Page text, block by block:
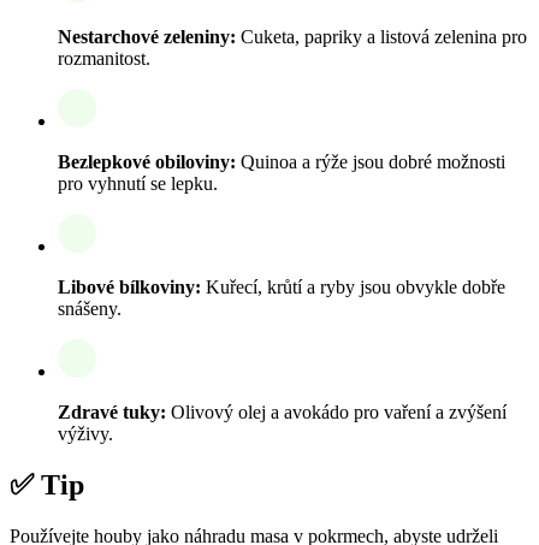
Nestarchové zeleniny: Cuketa, papriky a listová zelenina pro
rozmanitost.
Bezlepkové obiloviny: Quinoa a rýže jsou dobré možnosti
pro vyhnutí se lepku.
Libové bílkoviny: Kuřecí, krůtí a ryby jsou obvykle dobře
snášeny.
Zdravé tuky: Olivový olej a avokádo pro vaření a zvýšení
výživy.
✅ Tip
Používejte houby jako náhradu masa v pokrmech, abyste udrželi